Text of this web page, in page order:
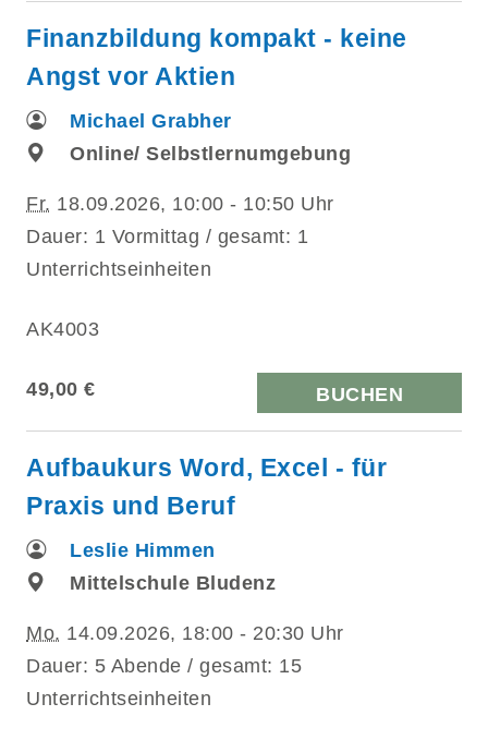
Finanzbildung kompakt - keine
Angst vor Aktien
Michael Grabher
Online/ Selbstlernumgebung
Fr. 18.09.2026, 10:00 - 10:50 Uhr
Dauer: 1 Vormittag / gesamt: 1
Unterrichtseinheiten
AK4003
49,00 € BUCHEN
Aufbaukurs Word, Excel - für
Praxis und Beruf
Leslie Himmen
Mittelschule Bludenz
Mo. 14.09.2026, 18:00 - 20:30 Uhr
Dauer: 5 Abende / gesamt: 15
Unterrichtseinheiten